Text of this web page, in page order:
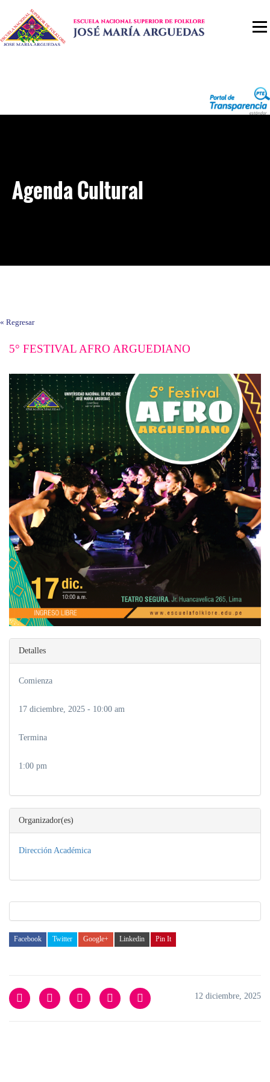
Agenda Cultural
« Regresar
5° FESTIVAL AFRO ARGUEDIANO
Detalles
Comienza
17 diciembre, 2025 - 10:00 am
Termina
1:00 pm
Organizador(es)
Dirección Académica
Facebook Twitter Google+ Linkedin Pin It
12 diciembre, 2025